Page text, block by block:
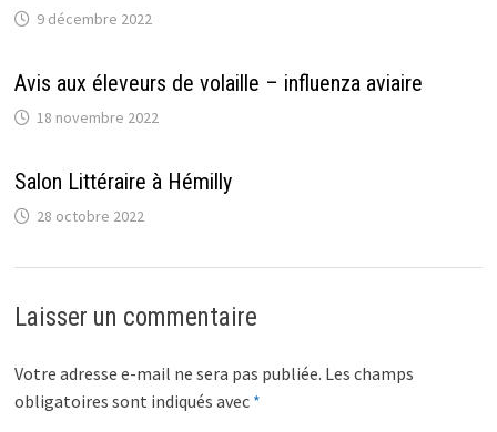
9 décembre 2022
Avis aux éleveurs de volaille – influenza aviaire
18 novembre 2022
Salon Littéraire à Hémilly
28 octobre 2022
Laisser un commentaire
Votre adresse e-mail ne sera pas publiée. Les champs
obligatoires sont indiqués avec *